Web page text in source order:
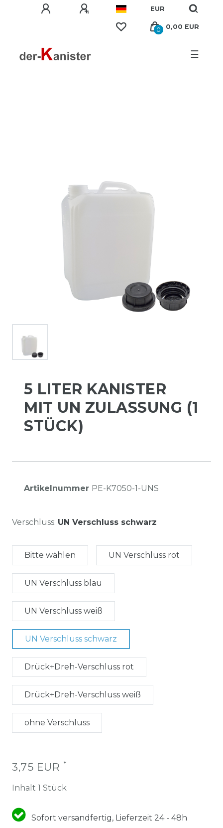
EUR
0 0,00 EUR
☰
5 LITER KANISTER
MIT UN ZULASSUNG (1
STÜCK)
Artikelnummer PE-K7050-1-UNS
Verschluss: UN Verschluss schwarz
Bitte wählen UN Verschluss rot
UN Verschluss blau
UN Verschluss weiß
UN Verschluss schwarz
Drück+Dreh-Verschluss rot
Drück+Dreh-Verschluss weiß
ohne Verschluss
3,75 EUR *
Inhalt 1 Stück
Sofort versandfertig, Lieferzeit 24 - 48h